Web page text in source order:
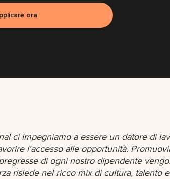
ora
ci impegniamo a essere un datore di
l'accesso alle opportunità.
di ogni nostro dipendente
risiede nel ricco mix di cultura, talento